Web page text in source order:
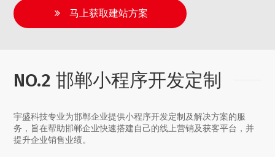
马上获取建站方案
NO.2 邯郸小程序开发定制
宇盛科技专业为邯郸企业提供小程序开发定制及解决方案的服
务，旨在帮助邯郸企业快速搭建自己的线上营销及获客平台，并
提升企业销售业绩。